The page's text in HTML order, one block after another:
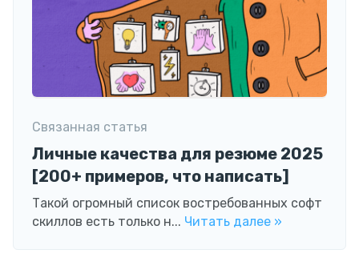
Связанная статья
Личные качества для резюме 2025
[200+ примеров, что написать]
Такой огромный список востребованных софт
скиллов есть только н... Читать далее »